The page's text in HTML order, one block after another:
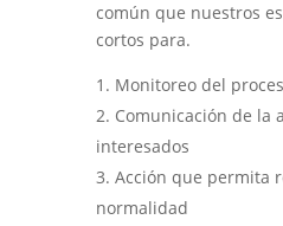
común que nuestros
cortos para.
Monitoreo del
Comunicación de la
interesados
Acción que permita
normalidad